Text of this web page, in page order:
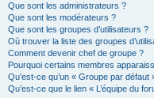
Que sont les administrateurs ?
Que sont les modérateurs ?
Que sont les groupes d’utilisateurs ?
Où trouver la liste des groupes
Comment devenir chef de groupe ?
Pourquoi certains membres
Qu’est-ce qu’un « Groupe par défaut
Qu’est-ce que le lien « L’équipe du